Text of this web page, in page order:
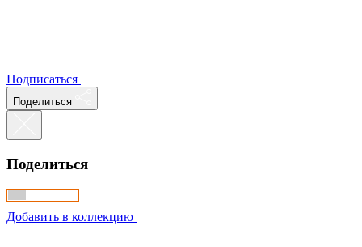
Подписаться
Поделиться
Поделиться
Добавить в коллекцию